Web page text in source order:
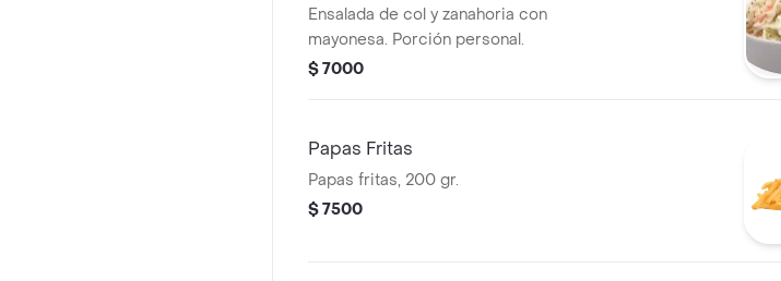
Ensalada de col y zanahoria con
mayonesa. Porción personal.
$ 7000
Papas Fritas
Papas fritas, 200 gr.
$ 7500